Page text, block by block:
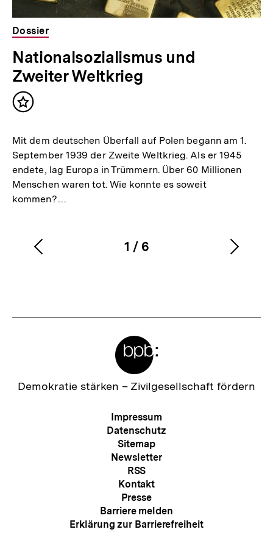
Dossier
Nationalsozialismus und
Zweiter Weltkrieg
Inhalt
Mit dem deutschen Überfall auf Polen begann am 1.
September 1939 der Zweite Weltkrieg. Als er 1945
endete, lag Europa in Trümmern. Über 60 Millionen
Menschen waren tot. Wie konnte es soweit
kommen?…
Karussellinhalt
1
von
/ 6
Vorherigen
Zur
Demokratie stärken – Zivilgesellschaft fördern
Meta-
Navigation
Impressum
Datenschutz
Sitemap
Newsletter
RSS
Kontakt
Presse
Barriere melden
Erklärung zur Barrierefreiheit